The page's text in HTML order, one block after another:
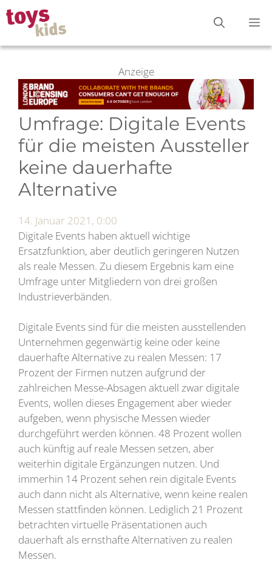
Zum
Inhalt
springen
Anzeige
Umfrage: Digitale Events
für die meisten Aussteller
keine dauerhafte
Alternative
14. Januar 2021, 0:00
Digitale Events haben aktuell wichtige
Ersatzfunktion, aber deutlich geringeren Nutzen
als reale Messen. Zu diesem Ergebnis kam eine
Umfrage unter Mitgliedern von drei großen
Industrieverbänden.
Digitale Events sind für die meisten ausstellenden
Unternehmen gegenwärtig keine oder keine
dauerhafte Alternative zu realen Messen: 17
Prozent der Firmen nutzen aufgrund der
zahlreichen Messe-Absagen aktuell zwar digitale
Events, wollen dieses Engagement aber wieder
aufgeben, wenn physische Messen wieder
durchgeführt werden können. 48 Prozent wollen
auch künftig auf reale Messen setzen, aber
weiterhin digitale Ergänzungen nutzen. Und
immerhin 14 Prozent sehen rein digitale Events
auch dann nicht als Alternative, wenn keine realen
Messen stattfinden können. Lediglich 21 Prozent
betrachten virtuelle Präsentationen auch
dauerhaft als ernsthafte Alternativen zu realen
Messen.